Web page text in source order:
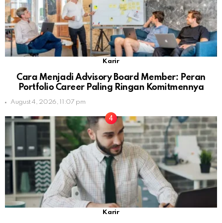
Karir
Cara Menjadi Advisory Board Member: Peran
Portfolio Career Paling Ringan Komitmennya
August 4, 2026, 11:07 pm
Karir